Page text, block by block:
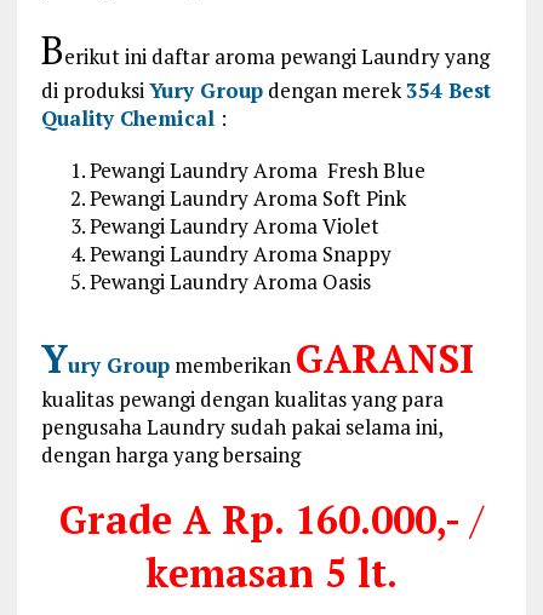
Berikut ini daftar aroma pewangi Laundry yang
di produksiYury Groupdengan merek354 Best
Quality Chemical :
Pewangi Laundry Aroma Fresh Blue
Pewangi Laundry Aroma Soft Pink
Pewangi Laundry Aroma Violet
Pewangi Laundry Aroma Snappy
Pewangi Laundry Aroma Oasis
Yury Groupmemberikan GARANSI
kualitas pewangi dengan kualitas yang para
pengusaha Laundry sudah pakai selama ini,
dengan harga yang bersaing
Grade A Rp. 160.000,- /
kemasan 5 lt.